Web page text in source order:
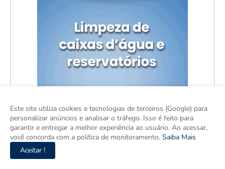
Este site utiliza cookies e tecnologias de terceiros (Google) para
personalizar anúncios e analisar o tráfego. Isso é feito para
garantir e entregar a melhor experiência ao usuário. Ao acessar,
você concorda com a política de monitoramento. Saiba Mais
Aceitar !